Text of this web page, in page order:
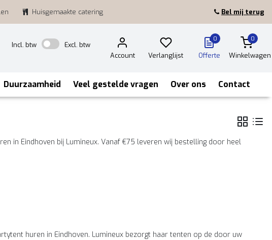
Huisgemaakte catering Bel mij terug
Incl. btw
Excl. btw
Account
Verlanglijst
0
Offerte
0
Winkelwagen
Duurzaamheid Veel gestelde vragen Over ons Contact
in Eindhoven bij Lumineux. Vanaf €75 leveren wij bestelling door heel
huren in Eindhoven. Lumineux bezorgt haar tenten op de door uw